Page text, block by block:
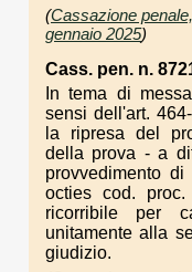
(Cassazione
gennaio 2025)
Cass. pen. n.
In tema di
sensi dell'art.
la ripresa del
della prova - a
provvedimento
octies cod.
ricorribile per
unitamente alla
giudizio.